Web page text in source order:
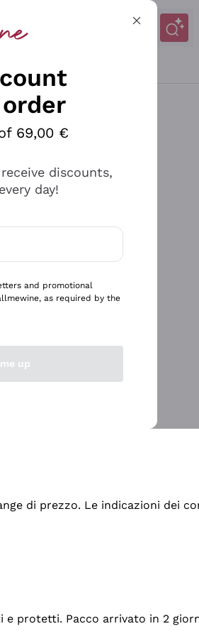
di prezzo. Le indicazioni dei
protetti. Pacco arrivato in 2
69,00 €
discounts,
day!
and promotional
as required by the
up